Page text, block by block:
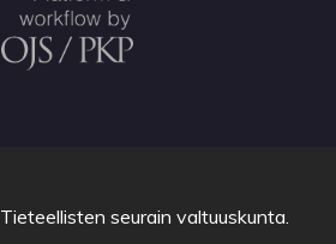
Tieteellisten seurain valtuuskunta.